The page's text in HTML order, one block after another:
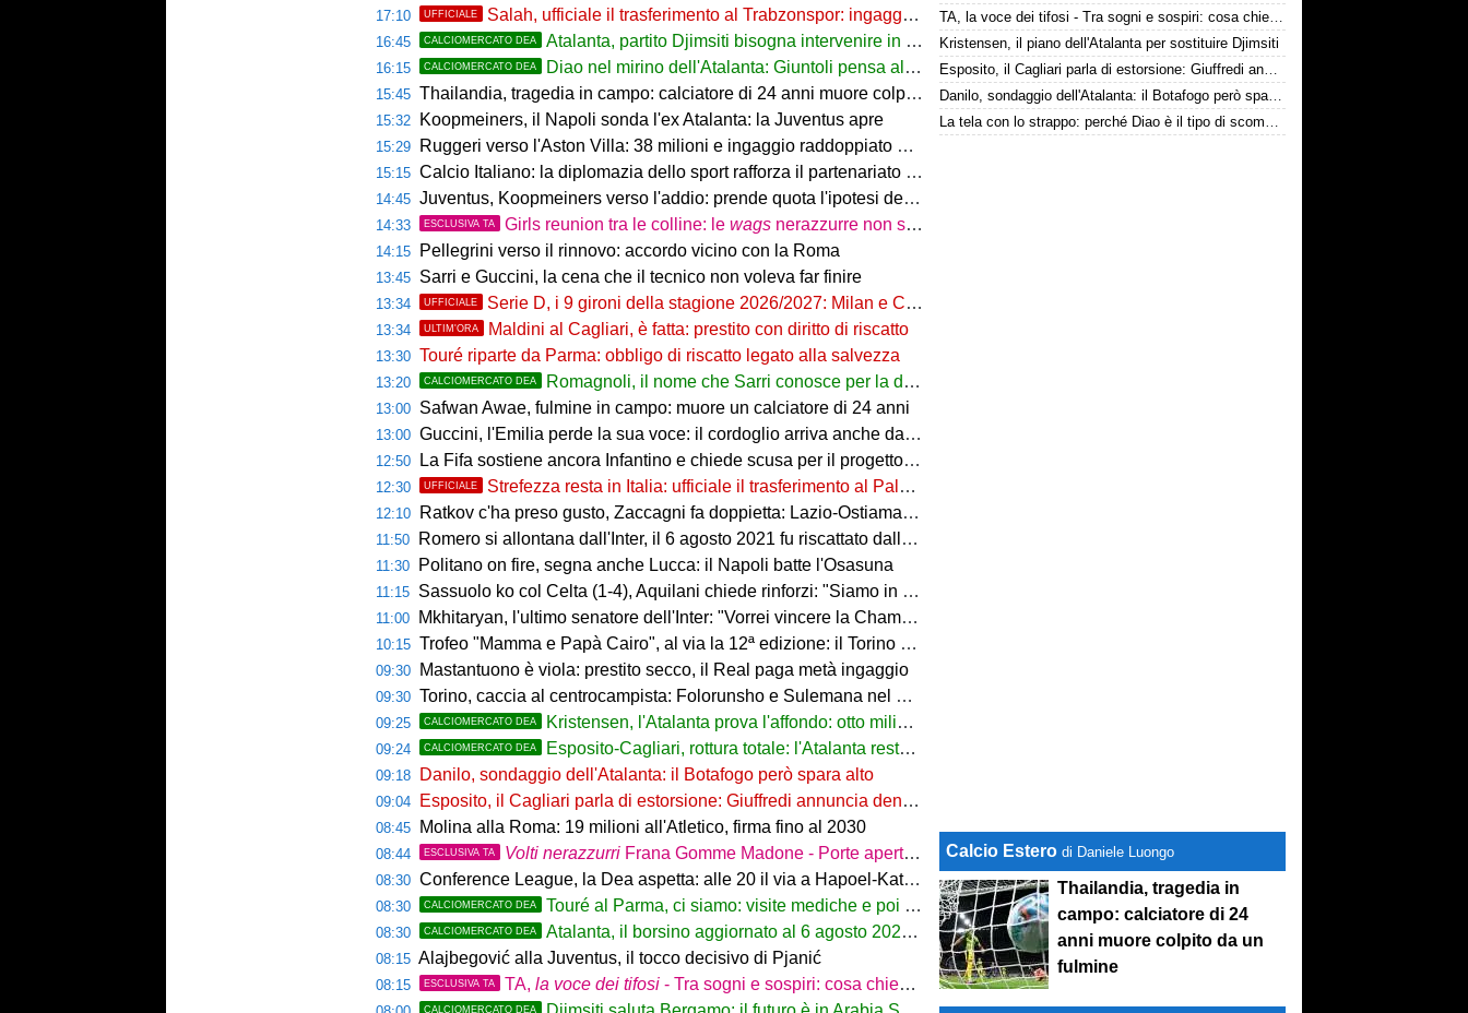
17:10 UFFICIALE Salah, ufficiale il trasferimento al Trabzonspor: ingaggio mostruoso
16:45 CALCIOMERCATO DEA Atalanta, partito Djimsiti bisogna intervenire in difesa: tutti i nomi
16:15 CALCIOMERCATO DEA Diao nel mirino dell'Atalanta: Giuntoli pensa al colpo dal Como
15:45 Thailandia, tragedia in campo: calciatore di 24 anni muore colpito da un fulmine
15:32 Koopmeiners, il Napoli sonda l'ex Atalanta: la Juventus apre
15:29 Ruggeri verso l'Aston Villa: 38 milioni e ingaggio raddoppiato a 5 Mln a stagione
15:15 Calcio Italiano: la diplomazia dello sport rafforza il partenariato tra Italia e Western Australia
14:45 Juventus, Koopmeiners verso l'addio: prende quota l'ipotesi del prestito
14:33 ESCLUSIVA TA Girls reunion tra le colline: lewags nerazzurre non si perdono di vista
14:15 Pellegrini verso il rinnovo: accordo vicino con la Roma
13:45 Sarri e Guccini, la cena che il tecnico non voleva far finire
13:34 UFFICIALE Serie D, i 9 gironi della stagione 2026/2027: Milan e Chievo nel B, le bergamasche...
13:34 ULTIM'ORA Maldini al Cagliari, è fatta: prestito con diritto di riscatto
13:30 Touré riparte da Parma: obbligo di riscatto legato alla salvezza
13:20 CALCIOMERCATO DEA Romagnoli, il nome che Sarri conosce per la difesa nerazzurra
13:00 Safwan Awae, fulmine in campo: muore un calciatore di 24 anni
13:00 Guccini, l'Emilia perde la sua voce: il cordoglio arriva anche dal pallone
12:50 La Fifa sostiene ancora Infantino e chiede scusa per il progetto FFE
12:30 UFFICIALE Strefezza resta in Italia: ufficiale il trasferimento al Palermo
12:10 Ratkov c'ha preso gusto, Zaccagni fa doppietta: Lazio-Ostiamare 4-0
11:50 Romero si allontana dall'Inter, il 6 agosto 2021 fu riscattato dalla Dea
11:30 Politano on fire, segna anche Lucca: il Napoli batte l'Osasuna
11:15 Sassuolo ko col Celta (1-4), Aquilani chiede rinforzi: "Siamo in difficoltà"
11:00 Mkhitaryan, l'ultimo senatore dell'Inter: "Vorrei vincere la Champions"
10:15 Trofeo "Mamma e Papà Cairo", al via la 12ª edizione: il Torino sogna il poker
09:30 Mastantuono è viola: prestito secco, il Real paga metà ingaggio
09:30 Torino, caccia al centrocampista: Folorunsho e Sulemana nel mirino
09:25 CALCIOMERCATO DEA Kristensen, l'Atalanta prova l'affondo: otto milioni di distanza
09:24 CALCIOMERCATO DEA Esposito-Cagliari, rottura totale: l'Atalanta resta alla finestra
09:18 Danilo, sondaggio dell'Atalanta: il Botafogo però spara alto
09:04 Esposito, il Cagliari parla di estorsione: Giuffredi annuncia denuncia
08:45 Molina alla Roma: 19 milioni all'Atletico, firma fino al 2030
08:44 ESCLUSIVA TA Volti nerazzurri Frana Gomme Madone - Porte aperte alla New Balance Arena: i volti dei tifosi della Dea
08:30 Conference League, la Dea aspetta: alle 20 il via a Hapoel-Katowice
08:30 CALCIOMERCATO DEA Touré al Parma, ci siamo: visite mediche e poi la firma
08:30 CALCIOMERCATO DEA Atalanta, il borsino aggiornato al 6 agosto 2026: mercato in entrata ancora in stand-by . Si lavora sulle cessioni
08:15 Alajbegović alla Juventus, il tocco decisivo di Pjanić
08:15 ESCLUSIVA TA TA,la voce dei tifosi - Tra sogni e sospiri: cosa chiedono davvero i tifosi dell'Atalanta
CALCIOMERCATO DEA
TA, la voce dei tifosi - Tra sogni e sospiri: cosa chiedono davvero i tifosi dell'Atalanta
Kristensen, il piano dell'Atalanta per sostituire Djimsiti
Esposito, il Cagliari parla di estorsione: Giuffredi annuncia denuncia
Danilo, sondaggio dell'Atalanta: il Botafogo però spara alto
La tela con lo strappo: perché Diao è il tipo di scommessa che Giuntoli ama
Calcio Estero di Daniele Luongo
Thailandia, tragedia in
campo: calciatore di 24
anni muore colpito da un
fulmine